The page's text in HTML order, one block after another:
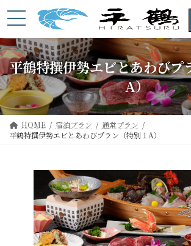
ン
ン
ツ
へ
ス
キ
ッ
プ
ビ
ー
シ
ョ
ン
に
移
動
平鶴特撰伊勢エビとあわびプ
A）
HOME 宿泊プラン
通常プラン
平鶴特撰伊勢エビとあわびプラン（特別１A）